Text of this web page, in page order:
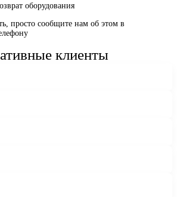
оборудования
просто сообщите нам об этом в
клиенты